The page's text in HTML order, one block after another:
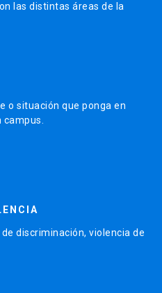
las distintas áreas de la
o situación que ponga en
campus.
discriminación, violencia de